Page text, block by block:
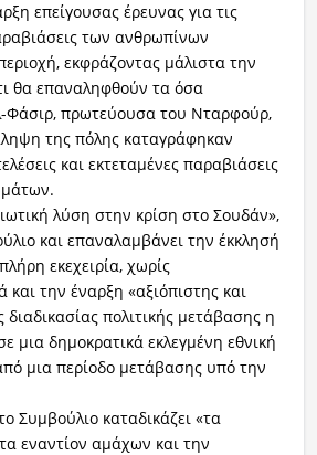
επείγουσας έρευνας για τις
των ανθρωπίνων
εκφράζοντας μάλιστα την
θα επαναληφθούν τα όσα
Φάσιρ, πρωτεύουσα του Νταρφούρ,
της πόλης καταγράφηκαν
και εκτεταμένες παραβιάσεις
λύση στην κρίση στο Σουδάν»,
και επαναλαμβάνει την έκκλησή
εκεχειρία, χωρίς
και την έναρξη «αξιόπιστης και
πολιτικής μετάβασης η
μια δημοκρατικά εκλεγμένη εθνική
μια περίοδο μετάβασης υπό την
Συμβούλιο καταδικάζει «τα
εναντίον αμάχων και την